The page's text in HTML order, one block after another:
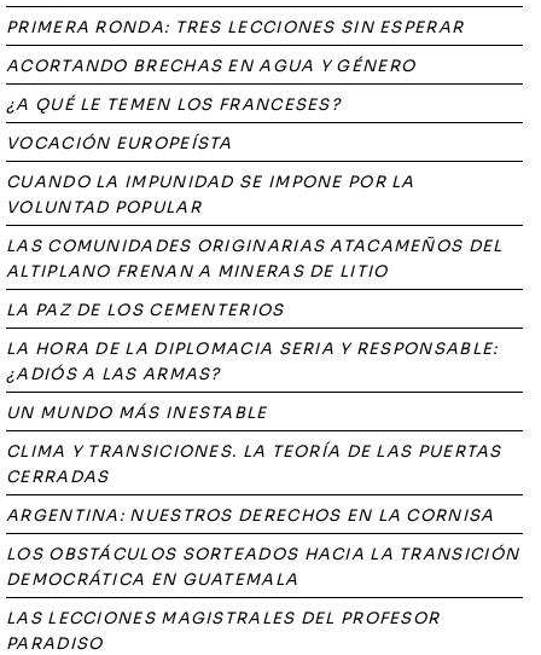
PRIMERA RONDA: TRES LECCIONES SIN ESPERAR
ACORTANDO BRECHAS EN AGUA Y GÉNERO
¿A QUÉ LE TEMEN LOS FRANCESES?
VOCACIÓN EUROPEÍSTA
CUANDO LA IMPUNIDAD SE IMPONE POR LA
VOLUNTAD POPULAR
LAS COMUNIDADES ORIGINARIAS ATACAMEÑOS DEL
ALTIPLANO FRENAN A MINERAS DE LITIO
LA PAZ DE LOS CEMENTERIOS
LA HORA DE LA DIPLOMACIA SERIA Y RESPONSABLE:
¿ADIÓS A LAS ARMAS?
UN MUNDO MÁS INESTABLE
CLIMA Y TRANSICIONES. LA TEORÍA DE LAS PUERTAS
CERRADAS
ARGENTINA: NUESTROS DERECHOS EN LA CORNISA
LOS OBSTÁCULOS SORTEADOS HACIA LA TRANSICIÓN
DEMOCRÁTICA EN GUATEMALA
LAS LECCIONES MAGISTRALES DEL PROFESOR
PARADISO